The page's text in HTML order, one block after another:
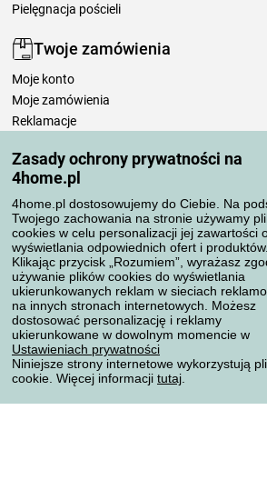
Zasady ochrony prywatności na
4home.pl
4home.pl dostosowujemy do Ciebie. Na
Twojego zachowania na stronie używamy
cookies w celu personalizacji jej zawartości
wyświetlania odpowiednich ofert i produktów.
Klikając przycisk „Rozumiem”, wyrażasz
używanie plików cookies do wyświetlania
ukierunkowanych reklam w sieciach
na innych stronach internetowych. Możesz
dostosować personalizację i reklamy
ukierunkowane w dowolnym momencie w
Ustawieniach prywatności
Niniejsze strony internetowe wykorzystują
cookie. Więcej informacji tutaj
Pielęgnacja pościeli
Twoje zamówienia
Moje konto
Moje zamówienia
Reklamacje
Zasady przetwarzania recenzji
Sposoby transportu
Metody płatności
Niezawodny sklep